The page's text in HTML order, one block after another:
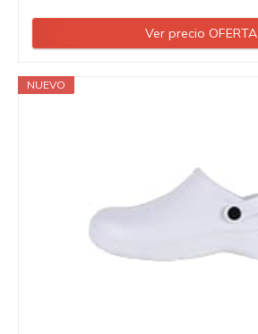
Ver precio OFERTA
NUEVO